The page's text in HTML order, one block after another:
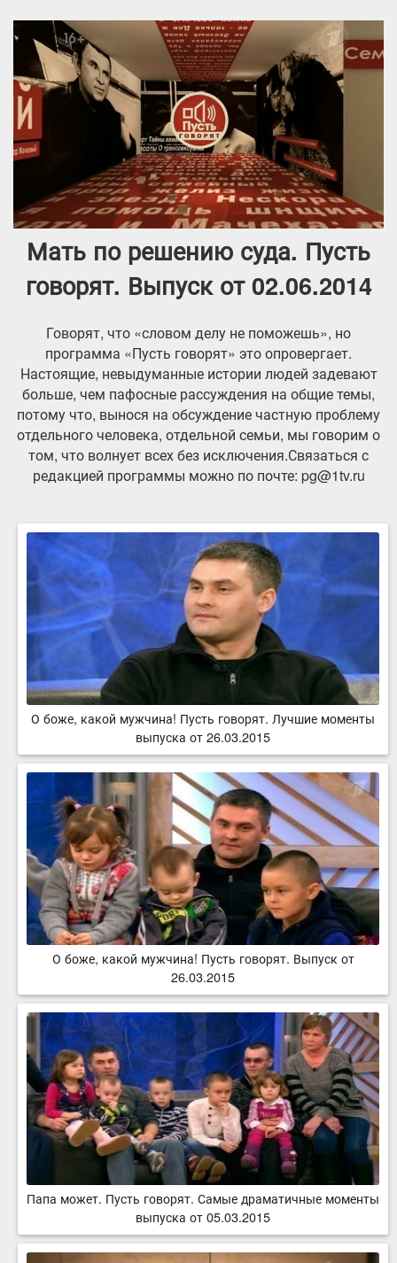
Мать по решению суда. Пусть
говорят. Выпуск от 02.06.2014
Говорят, что «словом делу не поможешь», но
программа «Пусть говорят» это опровергает.
Настоящие, невыдуманные истории людей задевают
больше, чем пафосные рассуждения на общие темы,
потому что, вынося на обсуждение частную проблему
отдельного человека, отдельной семьи, мы говорим о
том, что волнует всех без исключения.Связаться с
редакцией программы можно по почте: pg@1tv.ru
О боже, какой мужчина! Пусть говорят. Лучшие моменты
выпуска от 26.03.2015
О боже, какой мужчина! Пусть говорят. Выпуск от
26.03.2015
Папа может. Пусть говорят. Самые драматичные моменты
выпуска от 05.03.2015